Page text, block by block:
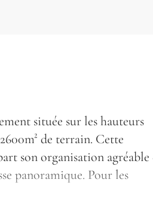
située sur les hauteurs
de terrain. Cette
son organisation agréable
panoramique. Pour les